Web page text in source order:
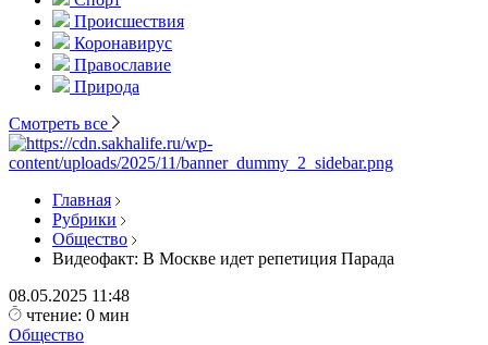
Происшествия
Коронавирус
Православие
Природа
Смотреть все
Главная
Рубрики
Общество
Видеофакт: В Москве идет репетиция Парада
08.05.2025 11:48
чтение: 0 мин
Общество